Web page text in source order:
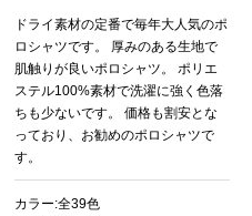
ドライ素材の定番で毎年大人気のポ
ロシャツです。 厚みのある生地で
肌触りが良いポロシャツ。 ポリエ
ステル100%素材で洗濯に強く色落
ちも少ないです。 価格も割安とな
っており、お勧めのポロシャツで
す。
カラー:全39色